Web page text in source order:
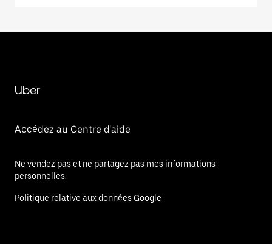
Uber
Accédez au Centre d'aide
Ne vendez pas et ne partagez pas mes informations
personnelles.
Politique relative aux données Google